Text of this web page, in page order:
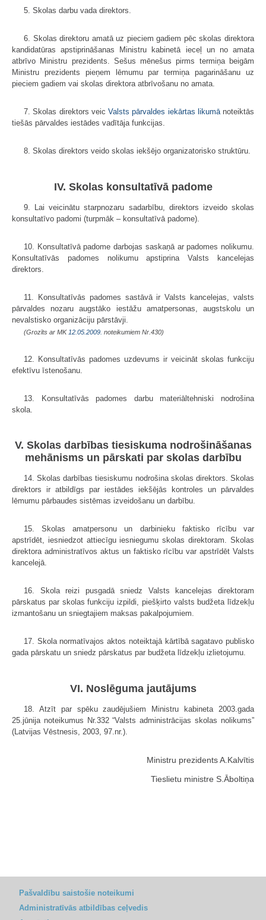
5. Skolas darbu vada direktors.
6. Skolas direktoru amatā uz pieciem gadiem pēc skolas direktora
kandidatūras apstiprināšanas Ministru kabinetā ieceļ un no amata
atbrīvo Ministru prezidents. Sešus mēnešus pirms termiņa beigām
Ministru prezidents pieņem lēmumu par termiņa pagarināšanu uz
pieciem gadiem vai skolas direktora atbrīvošanu no amata.
7. Skolas direktors veic Valsts pārvaldes iekārtas likumānoteiktās
tiešās pārvaldes iestādes vadītāja funkcijas.
8. Skolas direktors veido skolas iekšējo organizatorisko struktūru.
IV. Skolas konsultatīvā padome
9. Lai veicinātu starpnozaru sadarbību, direktors izveido skolas
konsultatīvo padomi (turpmāk – konsultatīvā padome).
10. Konsultatīvā padome darbojas saskaņā ar padomes nolikumu.
Konsultatīvās padomes nolikumu apstiprina Valsts kancelejas
direktors.
11. Konsultatīvās padomes sastāvā ir Valsts kancelejas, valsts
pārvaldes nozaru augstāko iestāžu amatpersonas, augstskolu un
nevalstisko organizāciju pārstāvji.
(Grozīts ar MK 12.05.2009. noteikumiem Nr.430)
12. Konsultatīvās padomes uzdevums ir veicināt skolas funkciju
efektīvu īstenošanu.
13. Konsultatīvās padomes darbu materiāltehniski nodrošina
skola.
V. Skolas darbības tiesiskuma nodrošināšanas
mehānisms un pārskati par skolas darbību
14. Skolas darbības tiesiskumu nodrošina skolas direktors. Skolas
direktors ir atbildīgs par iestādes iekšējās kontroles un pārvaldes
lēmumu pārbaudes sistēmas izveidošanu un darbību.
15. Skolas amatpersonu un darbinieku faktisko rīcību var
apstrīdēt, iesniedzot attiecīgu iesniegumu skolas direktoram. Skolas
direktora administratīvos aktus un faktisko rīcību var apstrīdēt Valsts
kancelejā.
16. Skola reizi pusgadā sniedz Valsts kancelejas direktoram
pārskatus par skolas funkciju izpildi, piešķirto valsts budžeta līdzekļu
izmantošanu un sniegtajiem maksas pakalpojumiem.
17. Skola normatīvajos aktos noteiktajā kārtībā sagatavo publisko
gada pārskatu un sniedz pārskatus par budžeta līdzekļu izlietojumu.
VI. Noslēguma jautājums
18. Atzīt par spēku zaudējušiem Ministru kabineta 2003.gada
25.jūnija noteikumus Nr.332 “Valsts administrācijas skolas nolikums”
(Latvijas Vēstnesis, 2003, 97.nr.).
Ministru prezidents A.Kalvītis
Tieslietu ministre S.Āboltiņa
Pašvaldību saistošie noteikumi
Administratīvās atbildības ceļvedis